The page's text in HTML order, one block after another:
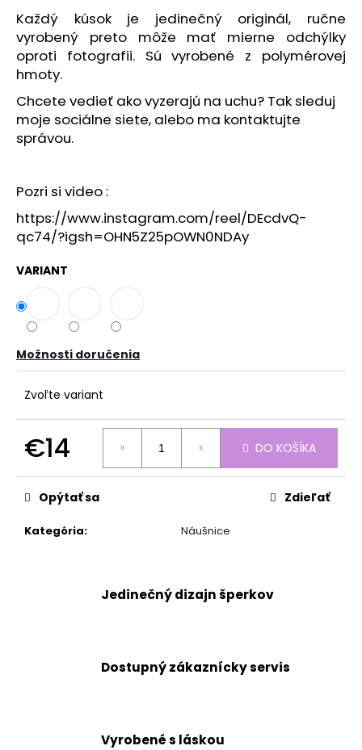
Každý kúsok je jedinečný originál, ručne
vyrobený preto môže mať mierne odchýlky
oproti fotografii. Sú vyrobené z polymérovej
hmoty.
Chcete vedieť ako vyzerajú na uchu? Tak sleduj
moje sociálne siete, alebo ma kontaktujte
správou.
Pozri si video :
https://www.instagram.com/reel/DEcdvQ-
qc74/?igsh=OHN5Z25pOWN0NDAy
VARIANT
Možnosti doručenia
Zvoľte variant
€14 DO KOŠÍKA
Kategória: Náušnice
Opýtať sa Zdieľať
Jedinečný dizajn šperkov
Dostupný zákaznícky servis
Vyrobené s láskou
a
m
e